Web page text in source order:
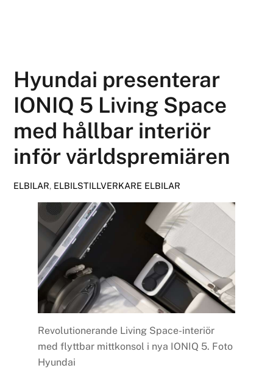
Hyundai presenterar
IONIQ 5 Living Space
med hållbar interiör
inför världspremiären
ELBILAR, ELBILSTILLVERKARE ELBILAR
Revolutionerande Living Space-interiör
med flyttbar mittkonsol i nya IONIQ 5. Foto
Hyundai